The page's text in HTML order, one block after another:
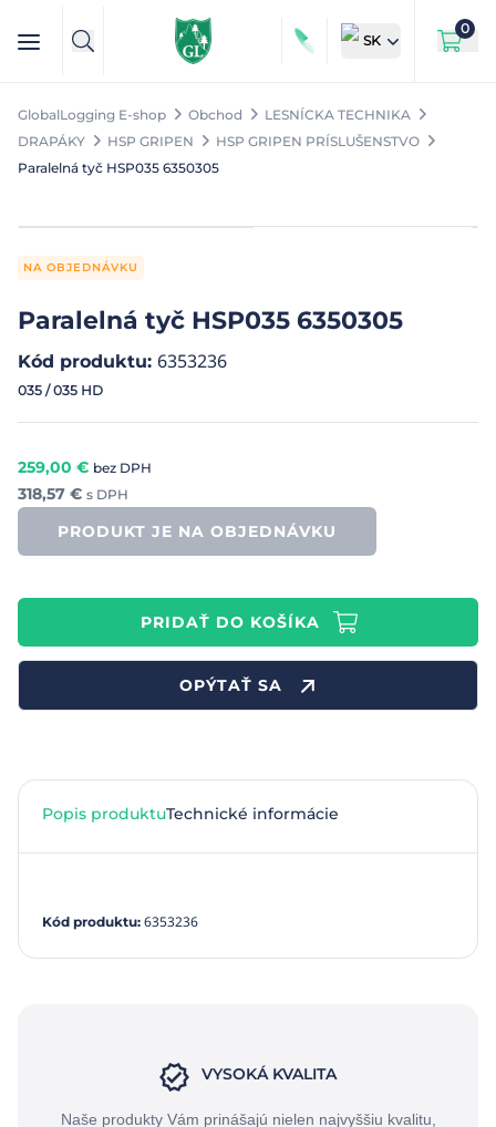
SK
0
GlobalLogging E-shop Obchod
LESNÍCKA TECHNIKA
DRAPÁKY
HSP GRIPEN
HSP GRIPEN PRÍSLUŠENSTVO
Paralelná tyč HSP035 6350305
NA OBJEDNÁVKU
Paralelná tyč HSP035 6350305
Kód produktu: 6353236
035 / 035 HD
259,00 € bez DPH
318,57 € s DPH
PRODUKT JE NA OBJEDNÁVKU
PRIDAŤ DO KOŠÍKA
OPÝTAŤ SA
Popis produktuTechnické informácie
Kód produktu: 6353236
VYSOKÁ KVALITA
Naše produkty Vám prinášajú nielen najvyššiu kvalitu,